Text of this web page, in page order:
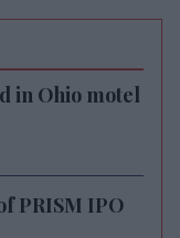
in Ohio motel
PRISM IPO